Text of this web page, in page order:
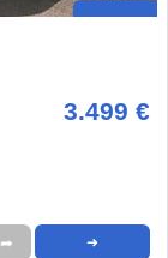
3.499 €
➦ ➜